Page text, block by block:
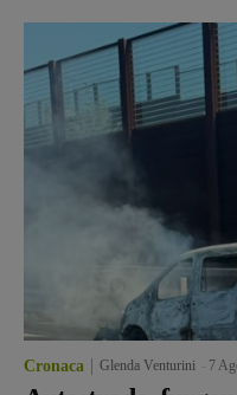
Cronaca Glenda Venturini 7